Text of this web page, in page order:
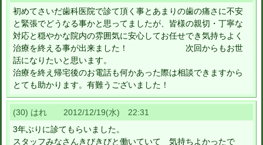
初めてさいだ歯科医院で診て頂く事とあまりの歯の痛さに不安
と緊張でどうなる事かと思ってましたが、皆様の親切・丁寧な
対応と穏やかな院内の雰囲気に安心してお任せでき気持ちよく
治療を終える事が出来ました！ 次回からもお世
話になりたいと思います。
治療を終え帰宅後のお電話も何かあった際は相談できますから
とても助かります。有難うございました！
(30) はれ 2012/12/19(水) 22:31
3年ぶりに診てもらいました。
スタッフみなさんきびきびと働いていて 気持ちよかったで